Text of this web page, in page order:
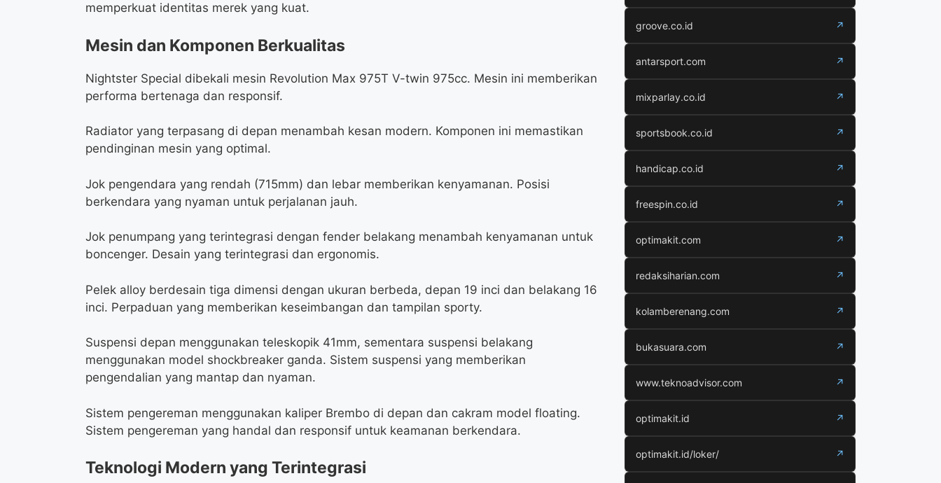
memperkuat identitas merek yang kuat.
Mesin dan Komponen Berkualitas
Nightster Special dibekali mesin Revolution Max 975T V-twin 975cc. Mesin ini memberikan
performa bertenaga dan responsif.
Radiator yang terpasang di depan menambah kesan modern. Komponen ini memastikan
pendinginan mesin yang optimal.
Jok pengendara yang rendah (715mm) dan lebar memberikan kenyamanan. Posisi
berkendara yang nyaman untuk perjalanan jauh.
Jok penumpang yang terintegrasi dengan fender belakang menambah kenyamanan untuk
boncenger. Desain yang terintegrasi dan ergonomis.
Pelek alloy berdesain tiga dimensi dengan ukuran berbeda, depan 19 inci dan belakang 16
inci. Perpaduan yang memberikan keseimbangan dan tampilan sporty.
Suspensi depan menggunakan teleskopik 41mm, sementara suspensi belakang
menggunakan model shockbreaker ganda. Sistem suspensi yang memberikan
pengendalian yang mantap dan nyaman.
Sistem pengereman menggunakan kaliper Brembo di depan dan cakram model floating.
Sistem pengereman yang handal dan responsif untuk keamanan berkendara.
Teknologi Modern yang Terintegrasi
groove.co.id ↗
antarsport.com ↗
mixparlay.co.id ↗
sportsbook.co.id ↗
handicap.co.id ↗
freespin.co.id ↗
optimakit.com ↗
redaksiharian.com ↗
kolamberenang.com ↗
bukasuara.com ↗
www.teknoadvisor.com ↗
optimakit.id ↗
optimakit.id/loker/ ↗